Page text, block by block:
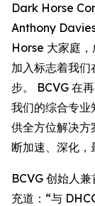
Dark Horse
Anthony
Horse 大家庭
加入标志着我
步。 BCVG 在
我们的综合专业
供全方位解决方
断加速、深化，
BCVG 创始人
充道：“与